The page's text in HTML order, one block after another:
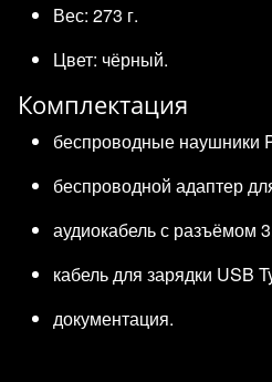
Вес: 273 г.
Цвет: чёрный.
Комплектация
беспроводные наушники
беспроводной адаптер
аудиокабель с разъёмом
кабель для зарядки USB
документация.